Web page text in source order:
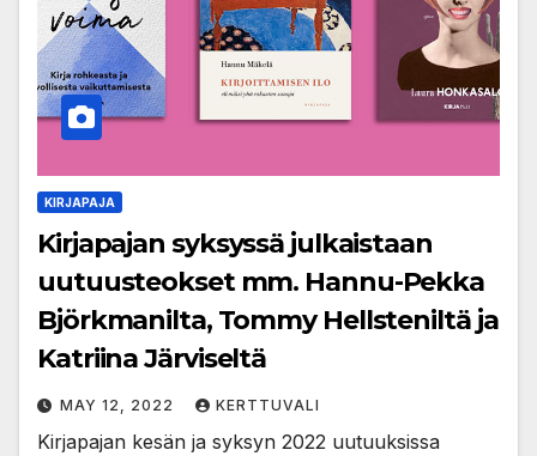
KIRJAPAJA
Kirjapajan syksyssä julkaistaan
uutuusteokset mm. Hannu-Pekka
Björkmanilta, Tommy Hellsteniltä ja
Katriina Järviseltä
MAY 12, 2022 KERTTUVALI
Kirjapajan kesän ja syksyn 2022 uutuuksissa